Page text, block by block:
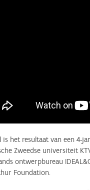
is het resultaat van een 4-
Zweedse universiteit
ontwerpbureau
Foundation.